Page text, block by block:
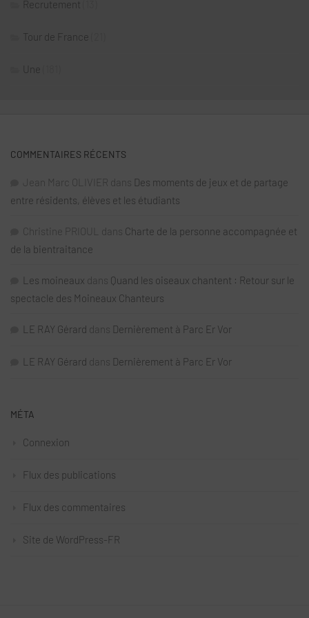
Recrutement
Tour de France
Une
COMMENTAIRES RÉCENTS
Jean Marc OLIVIER dans Des moments de jeux et de partage
entre résidents, élèves et les étudiants
Christine PRIOUL dans Charte de la personne accompagnée et
de la bientraitance
Les moineaux dans Quand les oiseaux chantent : Retour sur le
spectacle des Moineaux Chanteurs
LE RAY Gérard dans Dernièrement à Parc Er Vor
LE RAY Gérard dans Dernièrement à Parc Er Vor
MÉTA
Connexion
Flux des publications
Flux des commentaires
Site de WordPress-FR